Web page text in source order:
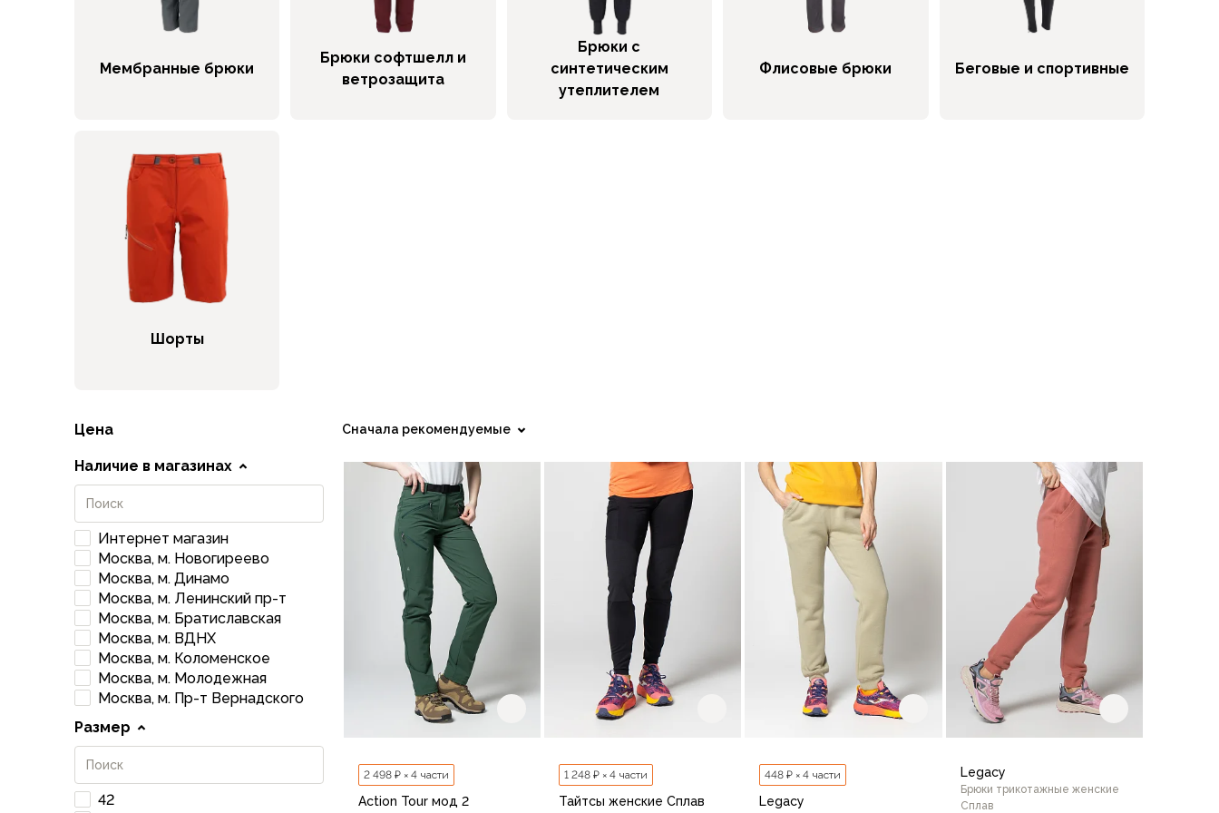
Брюки софтшелл и ветрозащита
Флисовые брюки
Шорты
Термокальсоны
Термотрусы
Комбинезоны, изотермики
Футболки, лонгсливы
Толстовки, худи
Нижнее белье
Женская одежда
Флисовые куртки
Пончо и дождевики
Пуховые куртки
Куртки с синтетическим утеплителем
Жилеты
Брюки
Мембранные брюки
Брюки софтшелл и ветрозащита
Брюки с синтетическим утеплителем
Флисовые брюки
Беговые и спортивные
Шорты
Термобелье
Термофутболки
Термолеггинсы
Термотрусы
Толстовки, худи
Мембранные брюки
Брюки софтшелл и
ветрозащита
Брюки с
синтетическим
утеплителем
Флисовые брюки Беговые и спортивные
Шорты
Цена
Наличие в магазинах
Интернет магазин
Москва, м. Новогиреево
Москва, м. Динамо
Москва, м. Ленинский пр-т
Москва, м. Братиславская
Москва, м. ВДНХ
Москва, м. Коломенское
Москва, м. Молодежная
Москва, м. Пр-т Вернадского
Размер
42
Сначала рекомендуемые
2 498 ₽ × 4 части
Action Tour мод 2
1 248 ₽ × 4 части
Тайтсы женские Сплав
448 ₽ × 4 части
Legacy
Legacy
Брюки трикотажные женские
Сплав